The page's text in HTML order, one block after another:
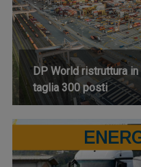
DP World ristruttura in
taglia 300 posti